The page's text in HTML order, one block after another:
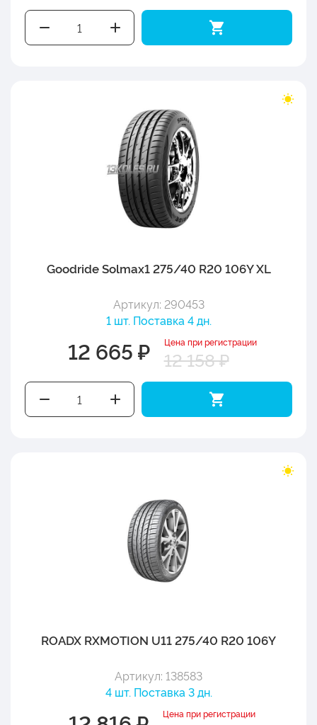
Goodride Solmax1 275/40 R20 106Y XL
Артикул: 290453
1 шт. Поставка 4 дн.
12 665 ₽ Цена при регистрации
12 158 ₽
ROADX RXMOTION U11 275/40 R20 106Y
Артикул: 138583
4 шт. Поставка 3 дн.
Цена при регистрации